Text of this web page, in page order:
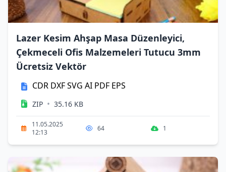
Lazer Kesim Ahşap Masa Düzenleyici,
Çekmeceli Ofis Malzemeleri Tutucu 3mm
Ücretsiz Vektör
CDR DXFSVG AI PDF EPS
ZIP • 35.16 KB
11.05.2025
12:13
64 1